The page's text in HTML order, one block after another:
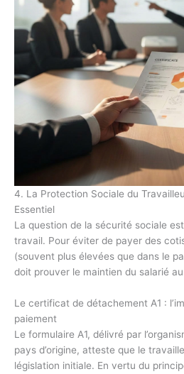
4. La Protection Sociale du
Essentiel
La question de la sécurité sociale
travail. Pour éviter de payer des
(souvent plus élevées que dans le
doit prouver le maintien du salarié au
Le certificat de détachement A1 :
paiement
Le formulaire A1, délivré par
pays d’origine, atteste que le
législation initiale. En vertu du